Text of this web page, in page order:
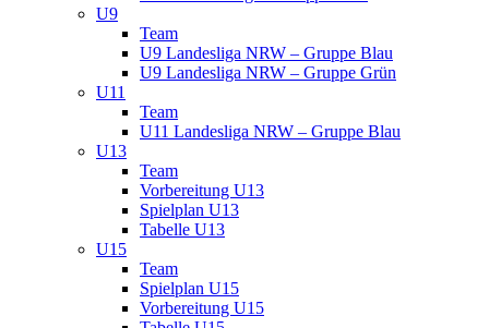
U9
Team
U9 Landesliga NRW – Gruppe Blau
U9 Landesliga NRW – Gruppe Grün
U11
Team
U11 Landesliga NRW – Gruppe Blau
U13
Team
Vorbereitung U13
Spielplan U13
Tabelle U13
U15
Team
Spielplan U15
Vorbereitung U15